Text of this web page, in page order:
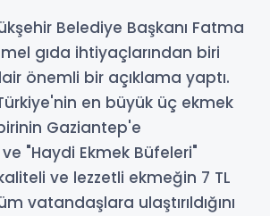
Belediye Başkanı Fatma
gıda ihtiyaçlarından biri
önemli bir açıklama yaptı.
en büyük üç ekmek
Gaziantep'e
ve "Haydi Ekmek Büfeleri"
ve lezzetli ekmeğin 7 TL
vatandaşlara ulaştırıldığını